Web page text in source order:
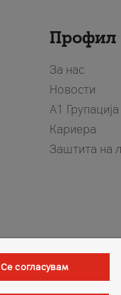
Профил
За нас
Новости
А1 Групација
Кариера
Заштита на
Се согласувам